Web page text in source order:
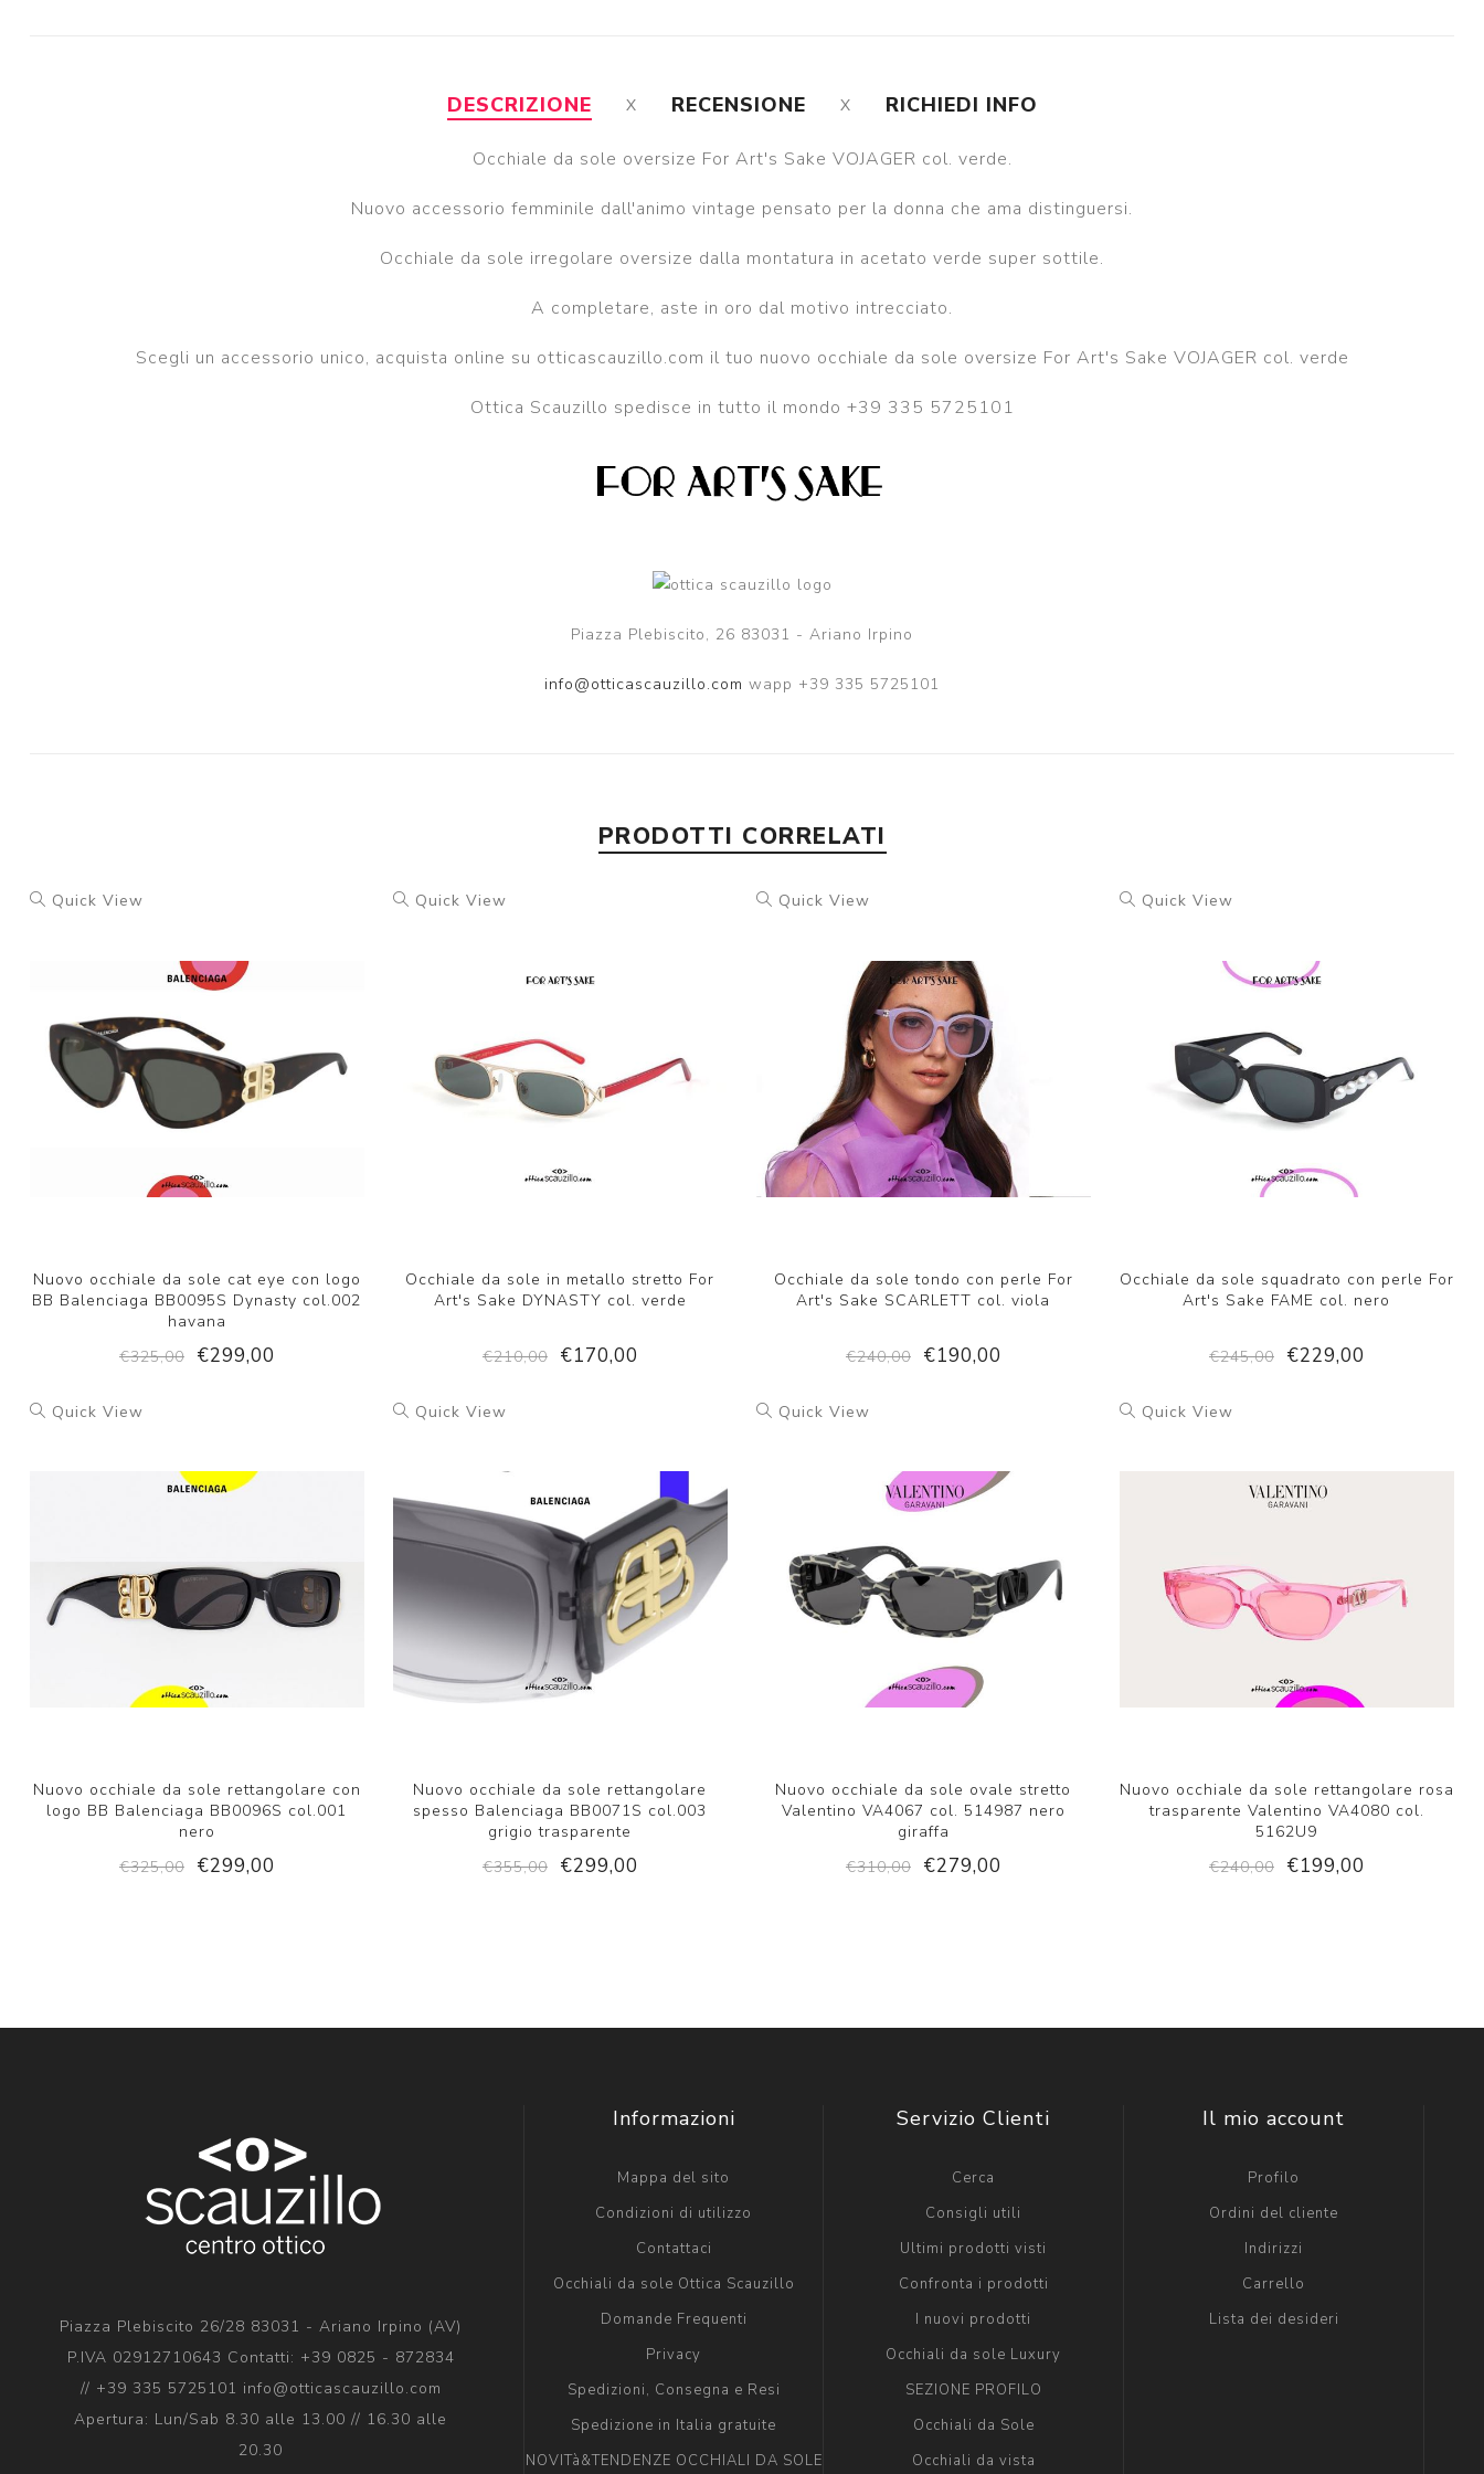
DESCRIZIONE RECENSIONE RICHIEDI INFO
Occhiale da sole oversize For Art's Sake VOJAGER col. verde.
Nuovo accessorio femminile dall'animo vintage pensato per la donna che ama distinguersi.
Occhiale da sole irregolare oversize dalla montatura in acetato verde super sottile.
A completare, aste in oro dal motivo intrecciato.
Scegli un accessorio unico, acquista online su otticascauzillo.com il tuo nuovo occhiale da sole oversize For Art's Sake VOJAGER col. verde
Ottica Scauzillo spedisce in tutto il mondo +39 335 5725101
Piazza Plebiscito, 26 83031 - Ariano Irpino
info@otticascauzillo.com wapp +39 335 5725101
PRODOTTI CORRELATI
Quick View
Nuovo occhiale da sole cat eye con logo
BB Balenciaga BB0095S Dynasty col.002
havana
€325,00
€299,00
Quick View
Occhiale da sole in metallo stretto For
Art's Sake DYNASTY col. verde
€210,00 €170,00
Quick View
Occhiale da sole tondo con perle For
Art's Sake SCARLETT col. viola
€240,00 €190,00
Quick View
Occhiale da sole squadrato con perle For
Art's Sake FAME col. nero
€245,00 €229,00
Quick View
Nuovo occhiale da sole rettangolare con
logo BB Balenciaga BB0096S col.001
nero
€325,00
€299,00
Quick View
Nuovo occhiale da sole rettangolare
spesso Balenciaga BB0071S col.003
grigio trasparente
€355,00
€299,00
Quick View
Nuovo occhiale da sole ovale stretto
Valentino VA4067 col. 514987 nero
giraffa
€310,00
€279,00
Quick View
Nuovo occhiale da sole rettangolare rosa
trasparente Valentino VA4080 col.
5162U9
€240,00
€199,00
Piazza Plebiscito 26/28 83031 - Ariano Irpino (AV)
P.IVA 02912710643 Contatti: +39 0825 - 872834
// +39 335 5725101 info@otticascauzillo.com
Apertura: Lun/Sab 8.30 alle 13.00 // 16.30 alle
20.30
Informazioni
Mappa del sito
Condizioni di utilizzo
Contattaci
Occhiali da sole Ottica Scauzillo
Domande Frequenti
Privacy
Spedizioni, Consegna e Resi
Spedizione in Italia gratuite
NOVITà&TENDENZE OCCHIALI DA SOLE
Servizio Clienti
Cerca
Consigli utili
Ultimi prodotti visti
Confronta i prodotti
I nuovi prodotti
Occhiali da sole Luxury
SEZIONE PROFILO
Occhiali da Sole
Occhiali da vista
Il mio account
Profilo
Ordini del cliente
Indirizzi
Carrello
Lista dei desideri